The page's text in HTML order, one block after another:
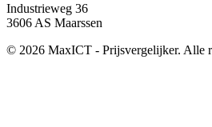
Industrieweg 36
3606 AS Maarssen
© 2026 MaxICT - Prijsvergelijker. Alle